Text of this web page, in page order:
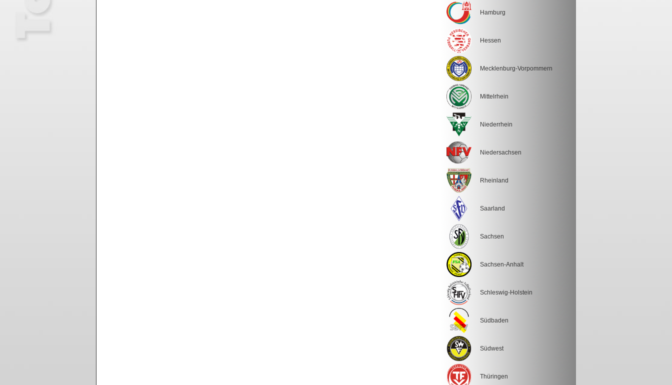
Hamburg
Hessen
Mecklenburg-Vorpommern
Mittelrhein
Niederrhein
Niedersachsen
Rheinland
Saarland
Sachsen
Sachsen-Anhalt
Schleswig-Holstein
Südbaden
Südwest
Thüringen